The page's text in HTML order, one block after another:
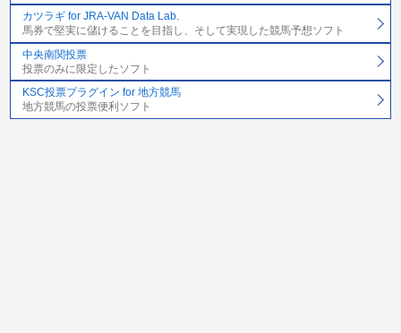
カツラギ for JRA-VAN Data Lab.
馬券で堅実に儲けることを目指し、そして実現した競馬予想ソフト
中央南関投票
投票のみに限定したソフト
KSC投票プラグイン for 地方競馬
地方競馬の投票便利ソフト